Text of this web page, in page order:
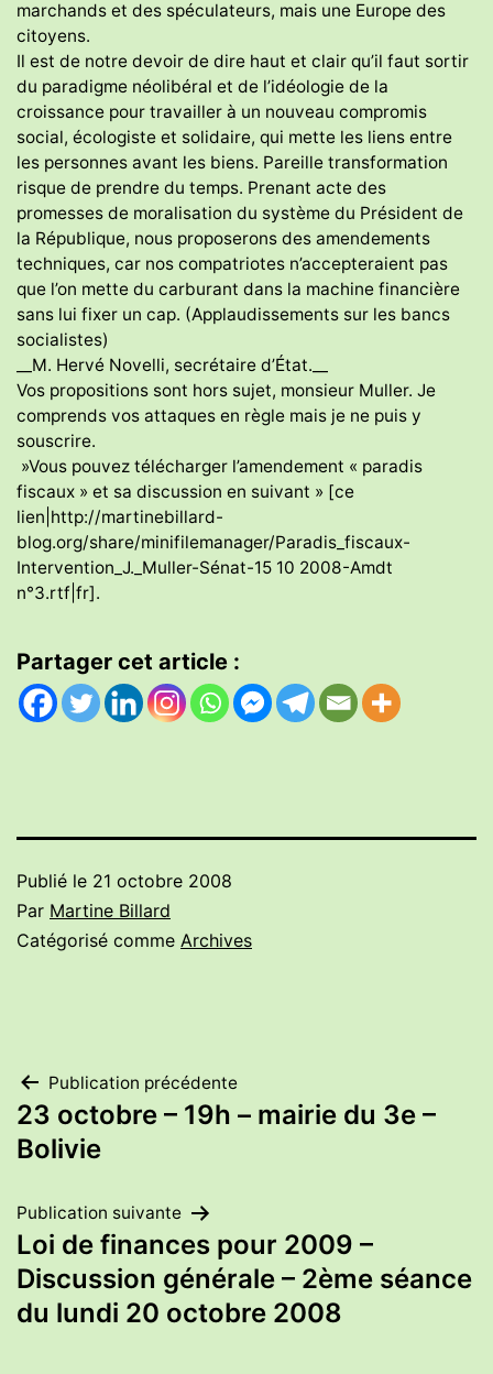
marchands et des spéculateurs, mais une Europe des
citoyens.
Il est de notre devoir de dire haut et clair qu’il faut sortir
du paradigme néolibéral et de l’idéologie de la
croissance pour travailler à un nouveau compromis
social, écologiste et solidaire, qui mette les liens entre
les personnes avant les biens. Pareille transformation
risque de prendre du temps. Prenant acte des
promesses de moralisation du système du Président de
la République, nous proposerons des amendements
techniques, car nos compatriotes n’accepteraient pas
que l’on mette du carburant dans la machine financière
sans lui fixer un cap. (Applaudissements sur les bancs
socialistes)
__M. Hervé Novelli, secrétaire d’État.__
Vos propositions sont hors sujet, monsieur Muller. Je
comprends vos attaques en règle mais je ne puis y
souscrire.
»Vous pouvez télécharger l’amendement « paradis
fiscaux » et sa discussion en suivant » [ce
lien|http://martinebillard-
blog.org/share/minifilemanager/Paradis_fiscaux-
Intervention_J._Muller-Sénat-15 10 2008-Amdt
n°3.rtf|fr].
Partager cet article :
Publié le 21 octobre 2008
Par Martine Billard
Catégorisé comme Archives
Navigation
de
l’article
Publication précédente
23 octobre – 19h – mairie du 3e –
Bolivie
Publication suivante
Loi de finances pour 2009 –
Discussion générale – 2ème séance
du lundi 20 octobre 2008